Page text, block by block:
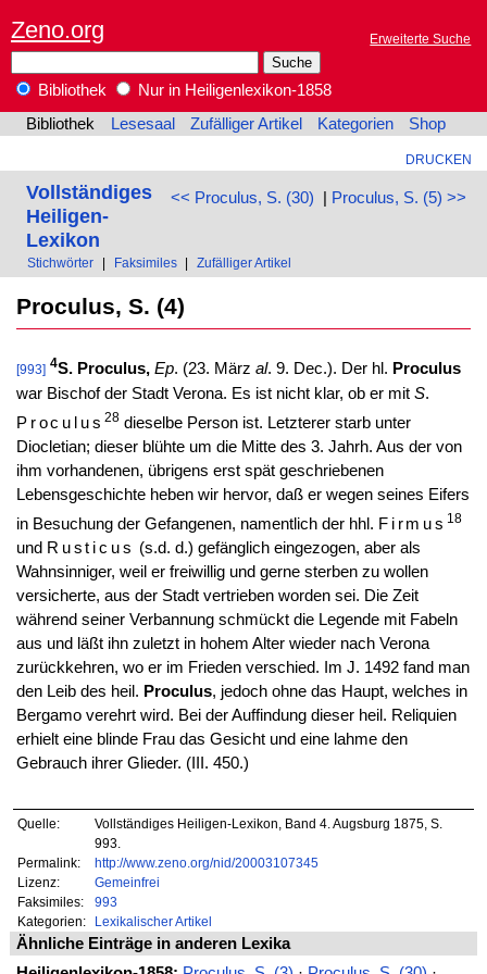
Zeno.org Erweiterte Suche
Bibliothek
Nur in Heiligenlexikon-1858
Bibliothek
Lesesaal Zufälliger Artikel Kategorien Shop
DRUCKEN
<< Proculus, S. (30) | Proculus, S. (5) >>
Vollständiges
Heiligen-
Lexikon
Stichwörter Faksimiles Zufälliger Artikel
Proculus, S. (4)
[993] 4S. Proculus, Ep. (23. März al. 9. Dec.). Der hl. Proculus
war Bischof der Stadt Verona. Es ist nicht klar, ob er mit S.
Proculus28 dieselbe Person ist. Letzterer starb unter
Diocletian; dieser blühte um die Mitte des 3. Jahrh. Aus der von
ihm vorhandenen, übrigens erst spät geschriebenen
Lebensgeschichte heben wir hervor, daß er wegen seines Eifers
in Besuchung der Gefangenen, namentlich der hhl. Firmus 18
und Rusticus (s.d. d.) gefänglich eingezogen, aber als
Wahnsinniger, weil er freiwillig und gerne sterben zu wollen
versicherte, aus der Stadt vertrieben worden sei. Die Zeit
während seiner Verbannung schmückt die Legende mit Fabeln
aus und läßt ihn zuletzt in hohem Alter wieder nach Verona
zurückkehren, wo er im Frieden verschied. Im J. 1492 fand man
den Leib des heil. Proculus, jedoch ohne das Haupt, welches in
Bergamo verehrt wird. Bei der Auffindung dieser heil. Reliquien
erhielt eine blinde Frau das Gesicht und eine lahme den
Gebrauch ihrer Glieder. (III. 450.)
Quelle:
Vollständiges Heiligen-Lexikon, Band 4. Augsburg 1875, S.
993.
Permalink:
http://www.zeno.org/nid/20003107345
Lizenz:
Gemeinfrei
Faksimiles:
993
Kategorien:
Lexikalischer Artikel
Ähnliche Einträge in anderen Lexika